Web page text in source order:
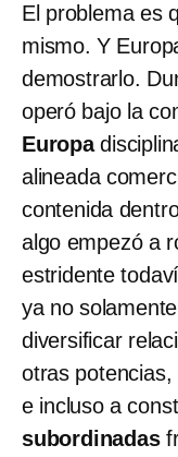
El problema es
mismo. Y
demostrarlo.
operó bajo la
Europa
alineada
contenida
algo empezó a
estridente
ya no
diversificar
otras
e incluso a
subordinadas